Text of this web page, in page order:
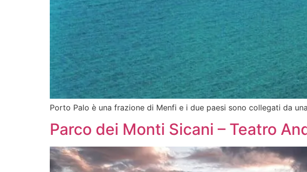
Porto Palo è una frazione di Menfi e i due paesi sono collegati da
Parco dei Monti Sicani – Teatro